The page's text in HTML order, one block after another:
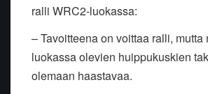
ralli WRC2-luokassa:
– Tavoitteena on voittaa ralli, mutta
luokassa olevien huippukuskien
olemaan haastavaa.